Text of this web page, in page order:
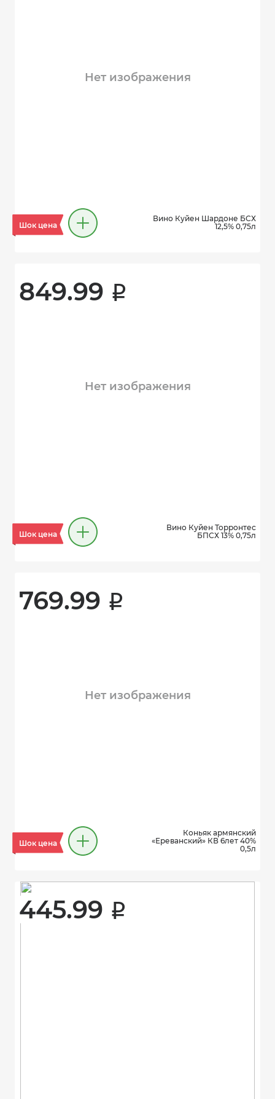
Нет изображения
Шок цена
Вино Куйен Шардоне БСХ
12,5% 0,75л
849.99 i
Нет изображения
Шок цена
Вино Куйен Торронтес
БПСХ 13% 0,75л
769.99 i
Нет изображения
Шок цена
Коньяк армянский
«Ереванский» КВ 6лет 40%
0,5л
445.99 i